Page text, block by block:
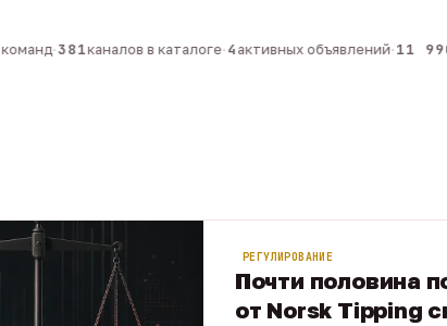
·381каналов в каталоге·4активных объявлений·11 990
РЕГУЛИРОВАНИЕ
Почти половина
от Norsk Tipping